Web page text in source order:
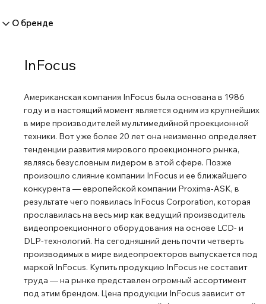
О бренде
InFocus
Американская компания InFocus была основана в 1986
году и в настоящий момент является одним из крупнейших
в мире производителей мультимедийной проекционной
техники. Вот уже более 20 лет она неизменно определяет
тенденции развития мирового проекционного рынка,
являясь безусловным лидером в этой сфере. Позже
произошло слияние компании InFocus и ее ближайшего
конкурента ― европейской компании Proxima-ASK, в
результате чего появилась InFocus Corporation, которая
прославилась на весь мир как ведущий производитель
видеопроекционного оборудования на основе LCD- и
DLP-технологий. На сегодняшний день почти четверть
производимых в мире видеопроекторов выпускается под
маркой InFocus. Купить продукцию InFocus не составит
труда ― на рынке представлен огромный ассортимент
под этим брендом. Цена продукции InFocus зависит от